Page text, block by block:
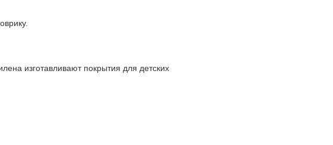
изготавливают покрытия для детских